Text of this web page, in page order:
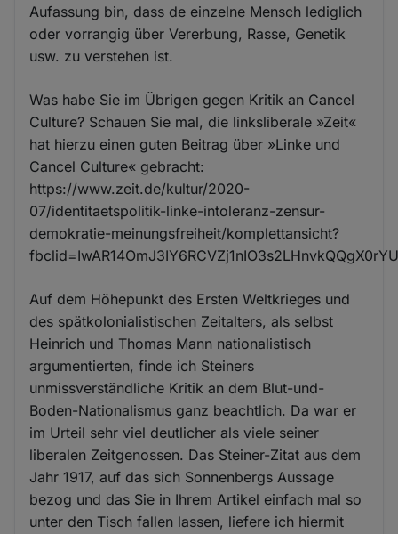
Aufassung bin, dass de einzelne Mensch lediglich
oder vorrangig über Vererbung, Rasse, Genetik
usw. zu verstehen ist.
Was habe Sie im Übrigen gegen Kritik an Cancel
Culture? Schauen Sie mal, die linksliberale »Zeit«
hat hierzu einen guten Beitrag über »Linke und
Cancel Culture« gebracht:
https://www.zeit.de/kultur/2020-
07/identitaetspolitik-linke-intoleranz-zensur-
demokratie-meinungsfreiheit/komplettansicht?
Auf dem Höhepunkt des Ersten Weltkrieges und
des spätkolonialistischen Zeitalters, als selbst
Heinrich und Thomas Mann nationalistisch
argumentierten, finde ich Steiners
unmissverständliche Kritik an dem Blut-und-
Boden-Nationalismus ganz beachtlich. Da war er
im Urteil sehr viel deutlicher als viele seiner
liberalen Zeitgenossen. Das Steiner-Zitat aus dem
Jahr 1917, auf das sich Sonnenbergs Aussage
bezog und das Sie in Ihrem Artikel einfach mal so
unter den Tisch fallen lassen, liefere ich hiermit